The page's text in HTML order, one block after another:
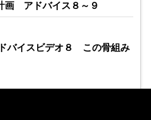
画 アドバイス８～９
バイスビデオ８ この骨組み